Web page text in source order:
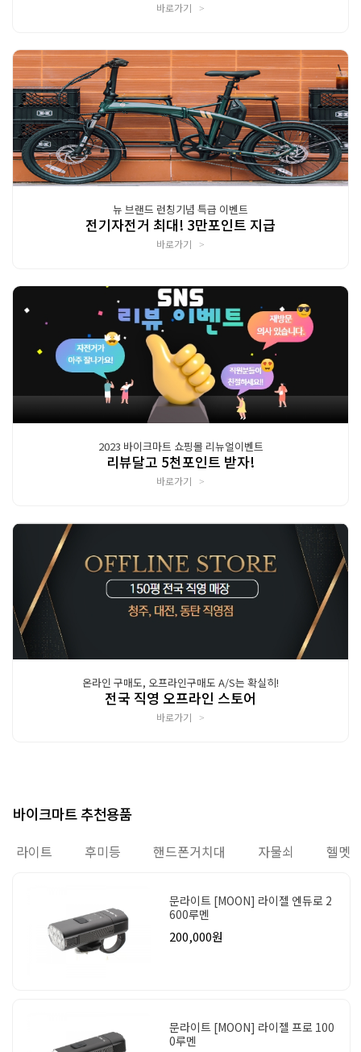
바로가기 >
뉴 브랜드 런칭기념 특급 이벤트
전기자전거 최대! 3만포인트 지급
바로가기 >
2023 바이크마트 쇼핑몰 리뉴얼이벤트
리뷰달고 5천포인트 받자!
바로가기 >
온라인 구매도, 오프라인구매도 A/S는 확실히!
전국 직영 오프라인 스토어
바로가기 >
바이크마트 추천용품
라이트 후미등 핸드폰거치대 자물쇠 헬멧
문라이트 [MOON] 라이젤 엔듀로 2
600루멘
200,000원
문라이트 [MOON] 라이젤 프로 100
0루멘